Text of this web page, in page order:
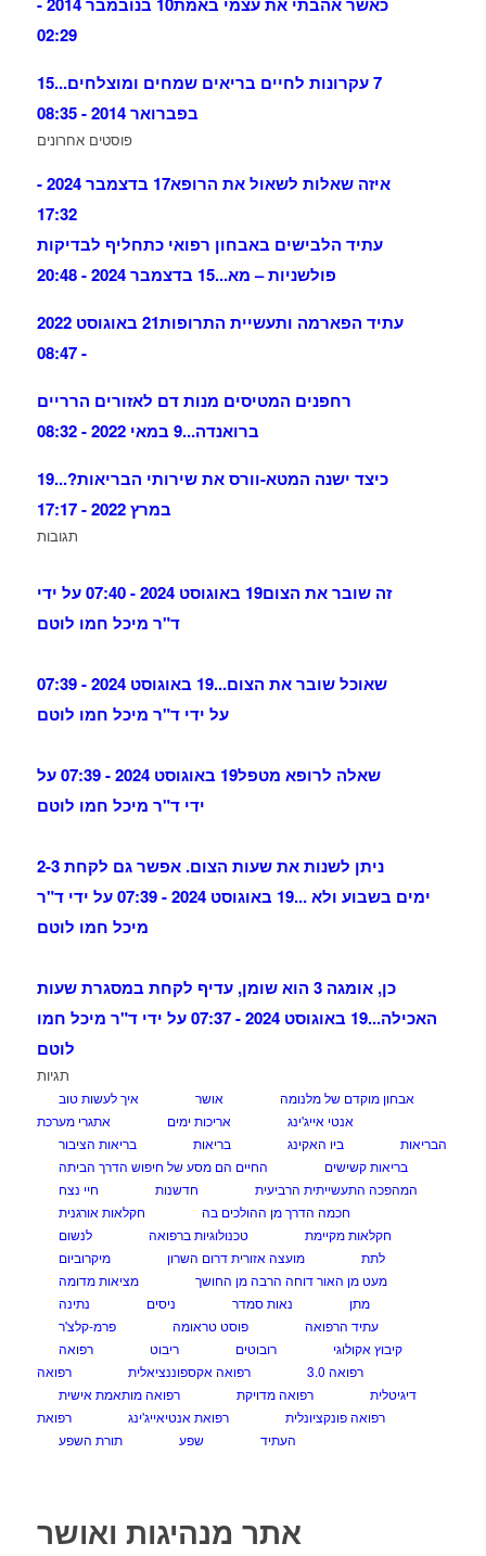
02:29
7 עקרונות לחיים בריאים שמחים ומוצלחים...
15
בפברואר 2014 - 08:35
פוסטים אחרונים
איזה שאלות לשאול את הרופא
17 בדצמבר 2024 -
17:32
עתיד הלבישים באבחון רפואי כתחליף לבדיקות
פולשניות – מא...15 בדצמבר 2024 - 20:48
עתיד הפארמה ותעשיית התרופות
21 באוגוסט 2022
- 08:47
רחפנים המטיסים מנות דם לאזורים הרריים
ברואנדה...9 במאי 2022 - 08:32
כיצד ישנה המטא-וורס את שירותי הבריאות?...19
במרץ 2022 - 17:17
תגובות
זה שובר את הצום
19 באוגוסט 2024 - 07:40 על ידי
ד"ר מיכל חמו לוטם
שאוכל שובר את הצום...
19 באוגוסט 2024 - 07:39
על ידי ד"ר מיכל חמו לוטם
שאלה לרופא מטפל
19 באוגוסט 2024 - 07:39 על
ידי ד"ר מיכל חמו לוטם
ניתן לשנות את שעות הצום. אפשר גם לקחת 2-3
ימים בשבוע ולא ...
19 באוגוסט 2024 - 07:39 על ידי ד"ר
מיכל חמו לוטם
כן, אומגה 3 הוא שומן, עדיף לקחת במסגרת שעות
האכילה...
19 באוגוסט 2024 - 07:37 על ידי ד"ר מיכל חמו
לוטם
תגיות
אבחון מוקדם של מלנומה אושר
איך לעשות טוב
אנטי אייג'ינג
אריכות ימים
אתגרי מערכת
הבריאות
ביו האקינג בריאות
בריאות הציבור
בריאות קשישים
החיים הם מסע של חיפוש הדרך הביתה
המהפכה התעשייתית הרביעית
חדשנות
חיי נצח
חכמה הדרך מן ההולכים בה
חקלאות אורגנית
חקלאות מקיימת
טכנולוגיות ברפואה
לנשום
לתת
מועצה אזורית דרום השרון
מיקרוביום
מעט מן האור דוחה הרבה מן החושך
מציאות מדומה
מתן
נאות סמדר ניסים
נתינה
עתיד הרפואה
פוסט טראומה
פרמ-קלצ'ר
קיבוץ אקולוגי
רובוטים ריבוט
רפואה
רפואה 3.0
רפואה אקספוננציאלית
רפואה
דיגיטלית
רפואה מדויקת
רפואה מותאמת אישית
רפואה פונקציונלית
רפואת אנטיאייג'ינג
רפואת
העתיד
שפע תורת השפע
אתר מנהיגות ואושר